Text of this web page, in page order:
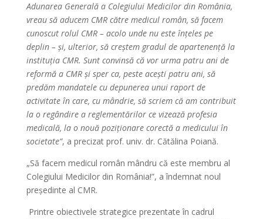
Adunarea Generală a Colegiului Medicilor din România,
vreau să aducem CMR către medicul român, să facem
cunoscut rolul CMR – acolo unde nu este înțeles pe
deplin – și, ulterior, să creștem gradul de apartenență la
instituția CMR. Sunt convinsă că vor urma patru ani de
reformă a CMR și sper ca, peste acești patru ani, să
predăm mandatele cu depunerea unui raport de
activitate în care, cu mândrie, să scriem că am contribuit
la o regândire a reglementărilor ce vizează profesia
medicală, la o nouă poziționare corectă a medicului în
societate”, a precizat prof. univ. dr. Cătălina Poiană.
„Să facem medicul român mândru că este membru al
Colegiului Medicilor din România!”, a îndemnat noul
președinte al CMR.
Printre obiectivele strategice prezentate în cadrul